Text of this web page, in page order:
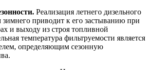
Реализация летнего дизельного
приводит к его застыванию при
и выходу из строя топливной
температура фильтруемости является
определяющим сезонную